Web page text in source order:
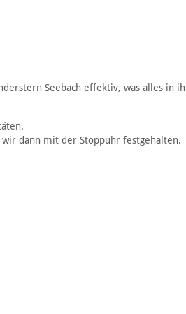
Seebach effektiv, was alles in
wir dann mit der Stoppuhr festgehalten.